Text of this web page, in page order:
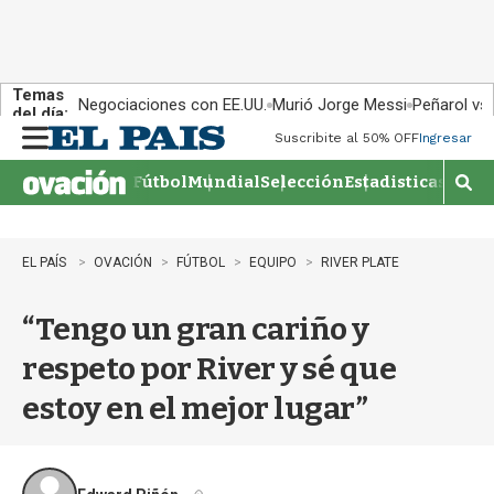
Temas
del día: Negociaciones con EE.UU. Murió Jorge Messi Peñarol
n
u
Suscribite al 50% OFFIngresar
FútbolMundialSelecciónEstadisticas
M
o
EL PAÍS OVACIÓN FÚTBOL EQUIPO RIVER PLATE
“Tengo un gran cariño y
respeto por River y sé que
estoy en el mejor lugar”